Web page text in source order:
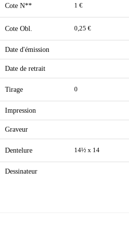
Cote N** 1 €
Cote Obl. 0,25 €
Date d'émission
Date de retrait
Tirage 0
Impression
Graveur
Dentelure 14½ x 14
Dessinateur